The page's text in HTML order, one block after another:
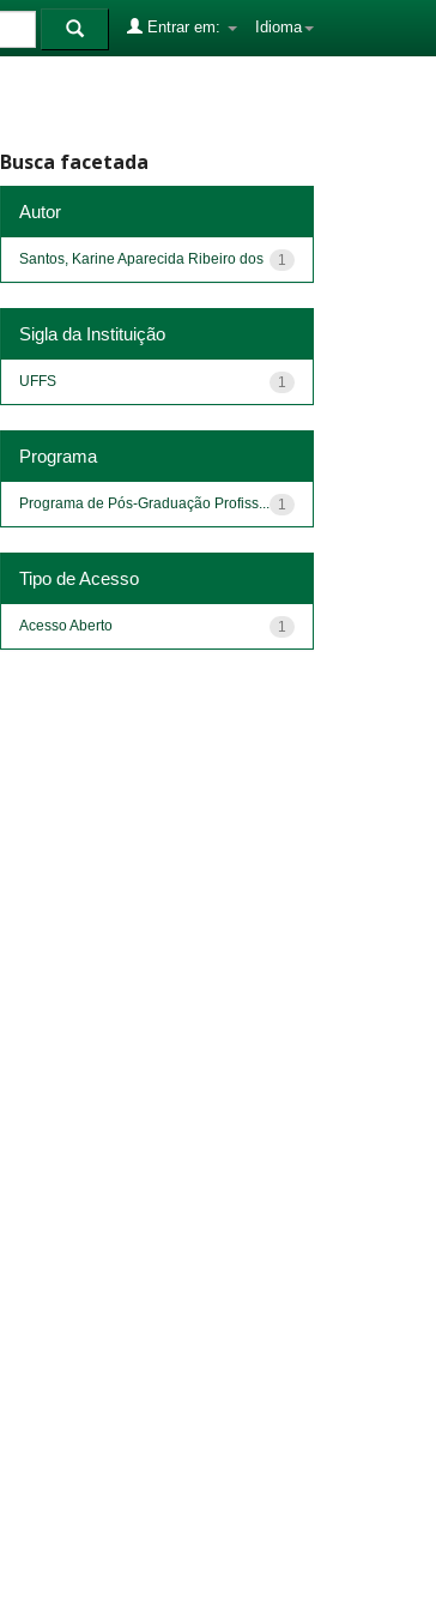
Idioma
Entrar em:
Busca facetada
Autor
1
Santos, Karine Aparecida Ribeiro dos
Sigla da Instituição
1
UFFS
Programa
1
Programa de Pós-Graduação Profiss...
Tipo de Acesso
1
Acesso Aberto